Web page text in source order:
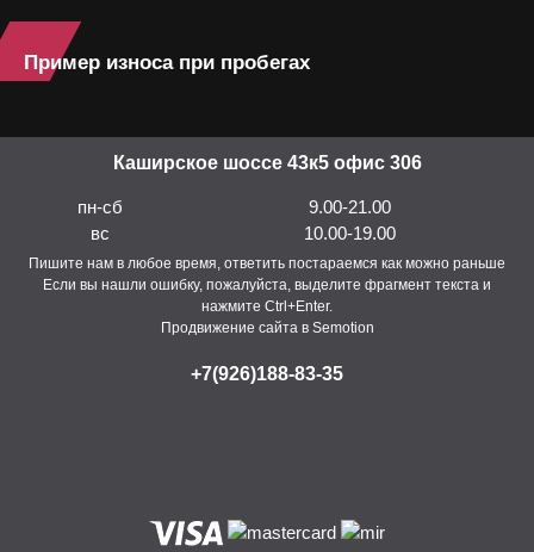
Пример износа при пробегах
Каширское шоссе 43к5 офис 306
пн-сб
9.00-21.00
вс
10.00-19.00
Пишите нам в любое время, ответить постараемся как можно раньше
Если вы нашли ошибку, пожалуйста, выделите фрагмент текста и
нажмите Ctrl+Enter.
Продвижение сайта в Semotion
+7(926)188-83-35